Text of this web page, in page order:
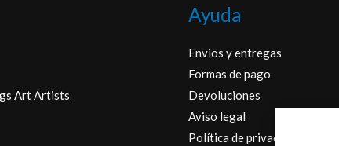
Art Artists
Ayuda
Envios y entregas
Formas de pago
Devoluciones
Aviso legal
Política de privacidad